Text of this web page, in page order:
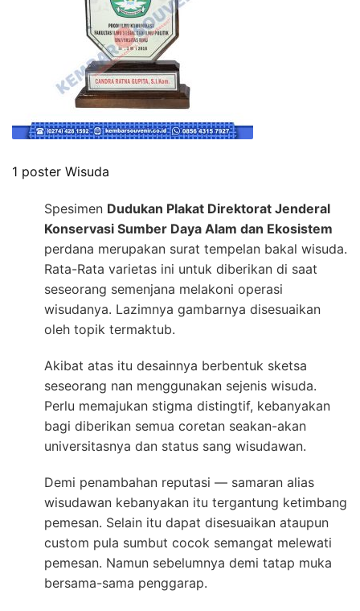
1 poster Wisuda
Spesimen Dudukan Plakat Direktorat Jenderal
Konservasi Sumber Daya Alam dan Ekosistem
perdana merupakan surat tempelan bakal wisuda.
Rata-Rata varietas ini untuk diberikan di saat
seseorang semenjana melakoni operasi
wisudanya. Lazimnya gambarnya disesuaikan
oleh topik termaktub.
Akibat atas itu desainnya berbentuk sketsa
seseorang nan menggunakan sejenis wisuda.
Perlu memajukan stigma distingtif, kebanyakan
bagi diberikan semua coretan seakan-akan
universitasnya dan status sang wisudawan.
Demi penambahan reputasi — samaran alias
wisudawan kebanyakan itu tergantung ketimbang
pemesan. Selain itu dapat disesuaikan ataupun
custom pula sumbut cocok semangat melewati
pemesan. Namun sebelumnya demi tatap muka
bersama-sama penggarap.